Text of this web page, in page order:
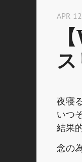
APR
夜寝
いつ
結果
念の